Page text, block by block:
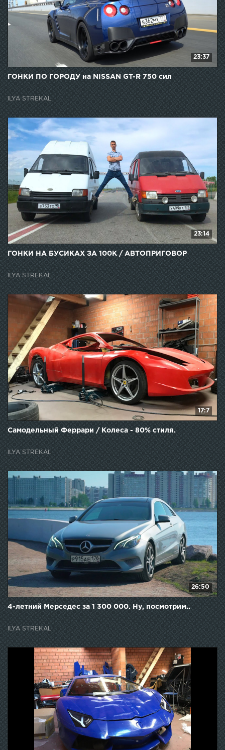
23:37
ГОНКИ ПО ГОРОДУ на NISSAN GT-R 750 сил
ILYA STREKAL
23:14
ГОНКИ НА БУСИКАХ ЗА 100К / АВТОПРИГОВОР
ILYA STREKAL
17:7
Самодельный Феррари / Колеса - 80% стиля.
ILYA STREKAL
26:50
4-летний Мерседес за 1 300 000. Ну, посмотрим..
ILYA STREKAL